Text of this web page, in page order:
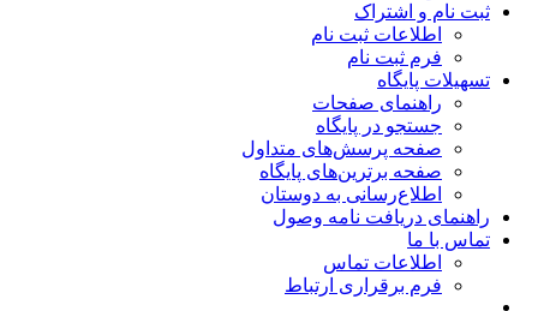
ثبت نام و اشتراک
اطلاعات ثبت نام
فرم ثبت نام
تسهیلات پایگاه
راهنمای صفحات
جستجو در پایگاه
صفحه پرسش‌های متداول
صفحه برترین‌های پایگاه
اطلاع‌رسانی به دوستان
راهنمای دریافت نامه وصول
تماس با ما
اطلاعات تماس
فرم برقراری ارتباط